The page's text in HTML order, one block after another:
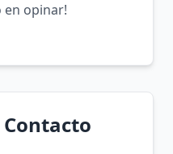
en opinar!